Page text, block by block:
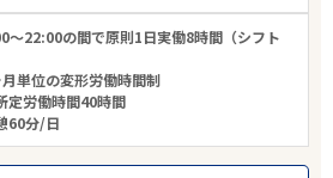
～22:00の間で原則1日実働8時間（シフト
単位の変形労働時間制
定労働時間40時間
60分/日